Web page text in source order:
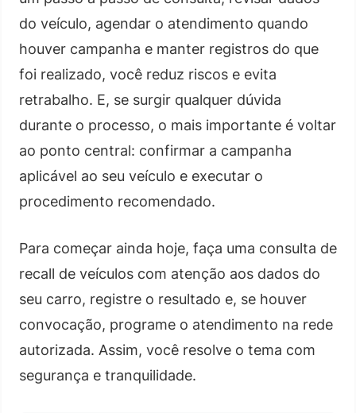
do veículo, agendar o atendimento quando
houver campanha e manter registros do que
foi realizado, você reduz riscos e evita
retrabalho. E, se surgir qualquer dúvida
durante o processo, o mais importante é voltar
ao ponto central: confirmar a campanha
aplicável ao seu veículo e executar o
procedimento recomendado.
Para começar ainda hoje, faça uma consulta de
recall de veículos com atenção aos dados do
seu carro, registre o resultado e, se houver
convocação, programe o atendimento na rede
autorizada. Assim, você resolve o tema com
segurança e tranquilidade.